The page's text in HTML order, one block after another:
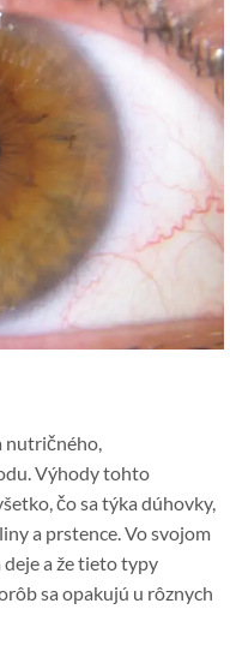
Výhody tohto
čo sa týka dúhovky,
a prstence. Vo svojom
deje a že tieto typy
sa opakujú u rôznych